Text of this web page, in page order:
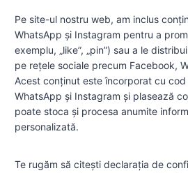
Pe site-ul nostru web, am inclus
WhatsApp și Instagram pentru a
exemplu, „like”, „pin”) sau a le
pe rețele sociale precum Facebook,
Acest conținut este încorporat cu
WhatsApp și Instagram și plasează
poate stoca și procesa anumite
personalizată.
Te rugăm să citești declarația de